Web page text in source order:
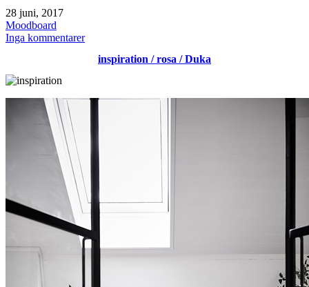
Publicerat
den
28 juni, 2017
Kategoriserat
som
Moodboard
Inga kommentarertill
juniinspiration / rosa / Duka